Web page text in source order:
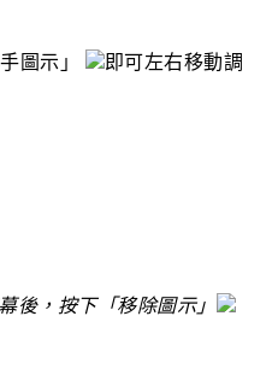
圖示」
即可左右移動調
後，按下「移除圖示」